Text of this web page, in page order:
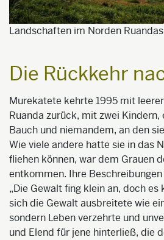
Landschaften im Norden
Die Rückkehr
Murekatete kehrte 1995 mit
Ruanda zurück, mit zwei
Bauch und niemandem, an den
Wie viele andere hatte sie in das
fliehen können, war dem Grauen
entkommen. Ihre
„Die Gewalt fing klein an, doch
sich die Gewalt ausbreitete wie
sondern Leben verzehrte und
und Elend für jene hinterließ, die